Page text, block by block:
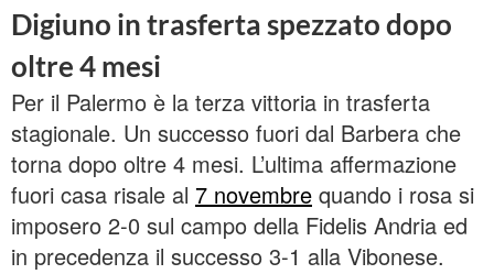
Digiuno in trasferta spezzato dopo
oltre 4 mesi
Per il Palermo è la terza vittoria in trasferta
stagionale. Un successo fuori dal Barbera che
torna dopo oltre 4 mesi. L’ultima affermazione
fuori casa risale al 7 novembre quando i rosa si
imposero 2-0 sul campo della Fidelis Andria ed
in precedenza il successo 3-1 alla Vibonese.